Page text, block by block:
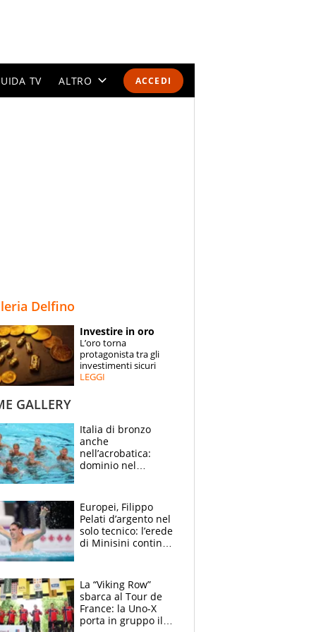
ACCEDI
TV ALTRO
SPECIALI
ESPERTI
Delfino
Investire in oro
L’oro torna
protagonista tra gli
investimenti sicuri
LEGGI
GALLERY
Italia di bronzo
anche
nell’acrobatica:
dominio nel
e compagni
continuare
Europei, Filippo
Pelati d’argento nel
solo tecnico: l’erede
di Minisini continua
mirino
La “Viking Row”
sbarca al Tour de
France: la Uno-X
porta in gruppo il